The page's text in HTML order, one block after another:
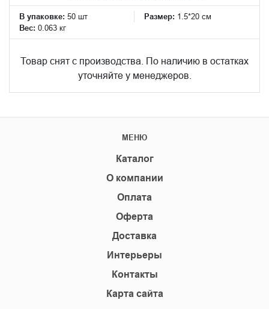
В упаковке: 50 шт Размер: 1.5*20 см
Вес: 0.063 кг
Товар снят с производства. По наличию в остатках
уточняйте у менеджеров.
МЕНЮ
Каталог
О компании
Оплата
Оферта
Доставка
Интерьеры
Контакты
Карта сайта